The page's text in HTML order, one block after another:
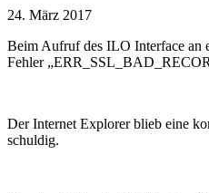
24. März 2017
Beim Aufruf des ILO Interface an
Fehler
Der Internet Explorer blieb eine
schuldig.